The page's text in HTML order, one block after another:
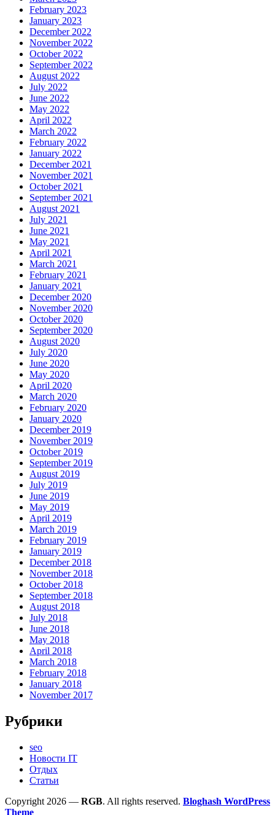
February 2023
January 2023
December 2022
November 2022
October 2022
September 2022
August 2022
July 2022
June 2022
May 2022
April 2022
March 2022
February 2022
January 2022
December 2021
November 2021
October 2021
September 2021
August 2021
July 2021
June 2021
May 2021
April 2021
March 2021
February 2021
January 2021
December 2020
November 2020
October 2020
September 2020
August 2020
July 2020
June 2020
May 2020
April 2020
March 2020
February 2020
January 2020
December 2019
November 2019
October 2019
September 2019
August 2019
July 2019
June 2019
May 2019
April 2019
March 2019
February 2019
January 2019
December 2018
November 2018
October 2018
September 2018
August 2018
July 2018
June 2018
May 2018
April 2018
March 2018
February 2018
January 2018
November 2017
Рубрики
seo
Новости IT
Отдых
Статьи
Copyright 2026 — RGB. All rights reserved. Bloghash WordPress
Theme